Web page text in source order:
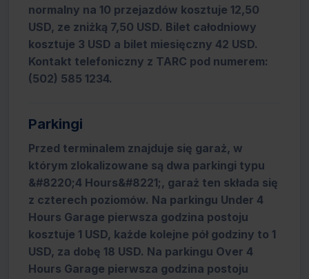
normalny na 10 przejazdów kosztuje 12,50
USD, ze zniżką 7,50 USD. Bilet całodniowy
kosztuje 3 USD a bilet miesięczny 42 USD.
Kontakt telefoniczny z TARC pod numerem:
(502) 585 1234.
Parkingi
Przed terminalem znajduje się garaż, w
którym zlokalizowane są dwa parkingi typu
&#8220;4 Hours&#8221;, garaż ten składa się
z czterech poziomów. Na parkingu Under 4
Hours Garage pierwsza godzina postoju
kosztuje 1 USD, każde kolejne pół godziny to 1
USD, za dobę 18 USD. Na parkingu Over 4
Hours Garage pierwsza godzina postoju